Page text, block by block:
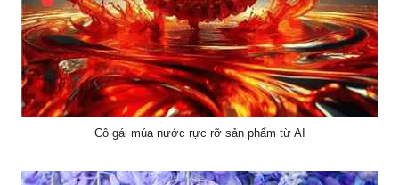
Cô gái múa nước rực rỡ sản phẩm từ AI